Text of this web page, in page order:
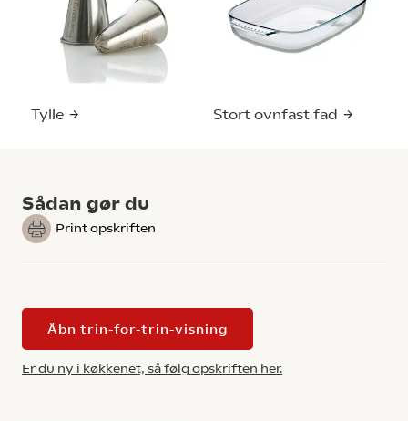
Tylle Stort ovnfast fad
Sådan gør du
Print opskriften
Åbn trin-for-trin-visning
Er du ny i køkkenet, så følg opskriften her.